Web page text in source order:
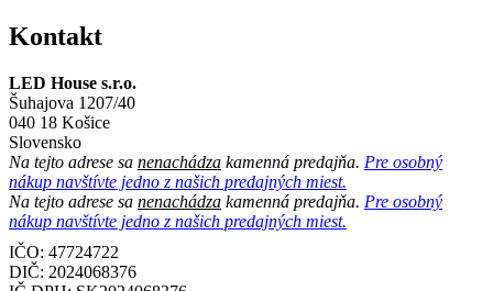
Kontakt
LED House s.r.o.
Šuhajova 1207/40
040 18 Košice
Slovensko
Na tejto adrese sa nenachádza kamenná predajňa. Pre osobný
nákup navštívte jedno z našich predajných miest.
Na tejto adrese sa nenachádza kamenná predajňa. Pre osobný
nákup navštívte jedno z našich predajných miest.
IČO: 47724722
DIČ: 2024068376